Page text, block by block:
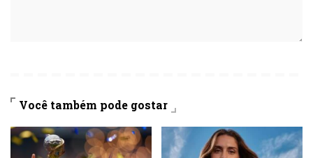
Você também pode gostar